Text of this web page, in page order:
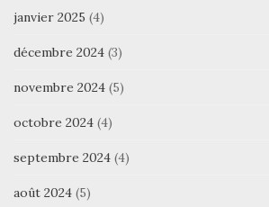
janvier 2025 (4)
décembre 2024 (3)
novembre 2024 (5)
octobre 2024 (4)
septembre 2024 (4)
août 2024 (5)